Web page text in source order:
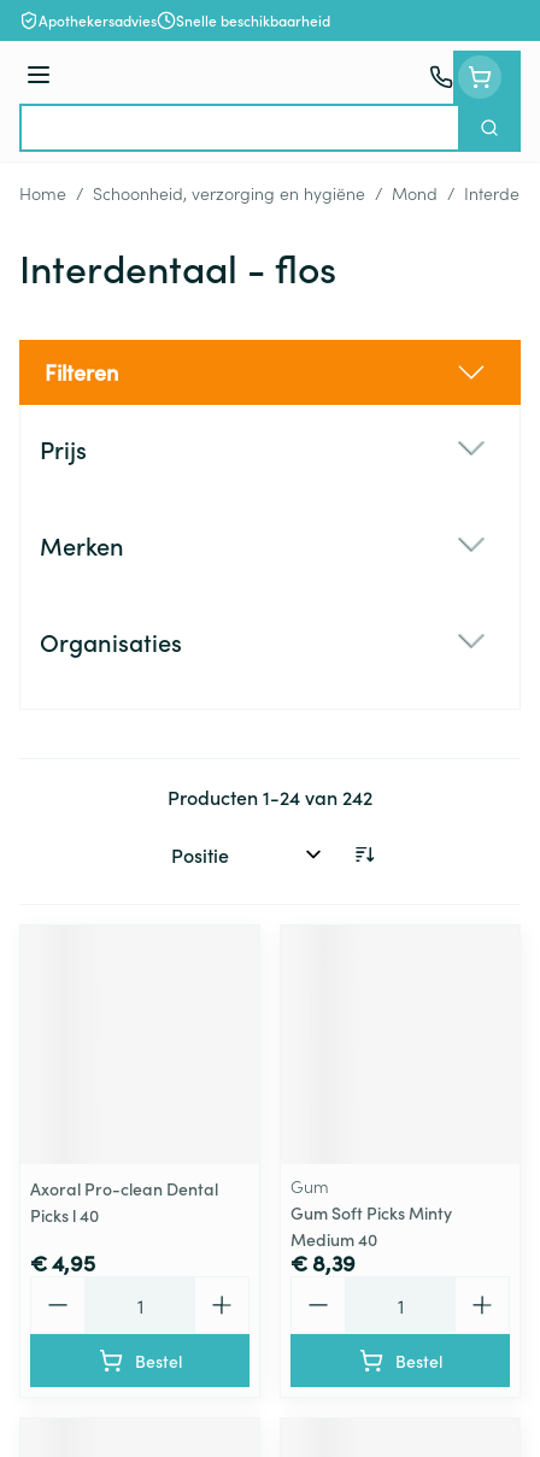
Ga naar de inhoud
Apothekersadvies Snelle beschikbaarheid
Menu
Zoek
Home / Schoonheid, verzorging en hygiëne / Mond /
Interdentaal - flos
Filteren
Prijs
Merken
Organisaties
Producten1-24van 242
Sorteer op:
Axoral Pro-clean Dental
Picks l 40
€ 4,95
Bestel
Gum
Gum Soft Picks Minty
Medium 40
€ 8,39
Bestel